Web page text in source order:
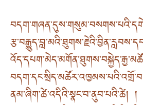
ནམ་ཞིག་ཚེ་འདིའི་སྣང་བ་ནུབ་པའི་ཚེ། །